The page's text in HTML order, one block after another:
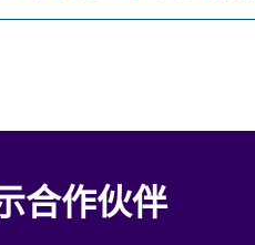
合作伙伴